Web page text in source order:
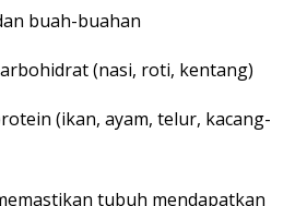
buah-buahan
(nasi, roti, kentang)
(ikan, ayam, telur, kacang-
tubuh mendapatkan